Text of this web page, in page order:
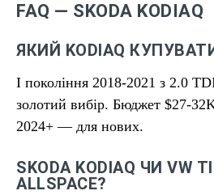
FAQ — SKODA KODIAQ
ЯКИЙ KODIAQ
I покоління 2018-2021 з 2.0
золотий вибір. Бюджет $27-
2024+ — для нових.
SKODA KODIAQ ЧИ VW
ALLSPACE?